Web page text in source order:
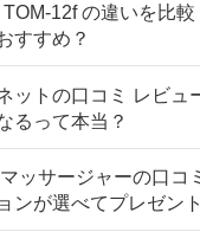
12f の違いを比
すすめ？
ットの口コミ レビュ
るって本当？
ッサージャーの口コ
ンが選べてプレゼン